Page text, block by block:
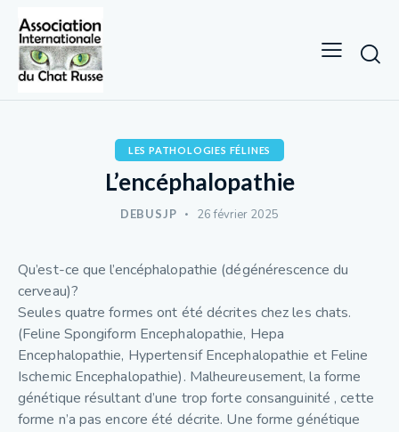
LES PATHOLOGIES FÉLINES
L’encéphalopathie
DEBUSJP 26 février 2025
Qu’est-ce que l’encéphalopathie (dégénérescence du
cerveau)?
Seules quatre formes ont été décrites chez les chats.
(Feline Spongiform Encephalopathie, Hepa
Encephalopathie, Hypertensif Encephalopathie et Feline
Ischemic Encephalopathie). Malheureusement, la forme
génétique résultant d’une trop forte consanguinité , cette
forme n’a pas encore été décrite. Une forme génétique